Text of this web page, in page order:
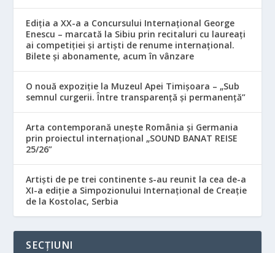
Ediția a XX-a a Concursului Internațional George
Enescu – marcată la Sibiu prin recitaluri cu laureați
ai competiției și artiști de renume internațional.
Bilete și abonamente, acum în vânzare
O nouă expoziție la Muzeul Apei Timișoara – „Sub
semnul curgerii. Între transparență și permanență”
Arta contemporană unește România și Germania
prin proiectul internațional „SOUND BANAT REISE
25/26”
Artiști de pe trei continente s-au reunit la cea de-a
XI-a ediție a Simpozionului Internațional de Creație
de la Kostolac, Serbia
SECȚIUNI